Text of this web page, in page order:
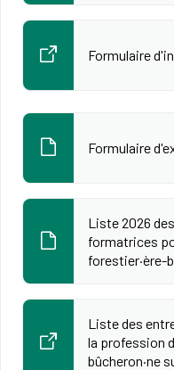
Formulaire
Formulaire
Liste 2026
formatrices
forestier·ère-
Liste des
la profession
bûcheron·ne